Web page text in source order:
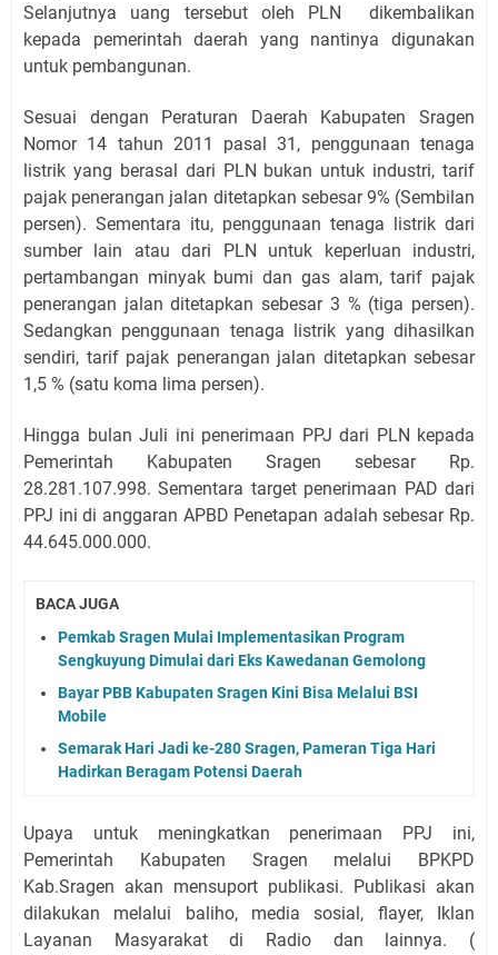
Selanjutnya uang tersebut oleh PLN dikembalikan
kepada pemerintah daerah yang nantinya digunakan
untuk pembangunan.
Sesuai dengan Peraturan Daerah Kabupaten Sragen
Nomor 14 tahun 2011 pasal 31, penggunaan tenaga
listrik yang berasal dari PLN bukan untuk industri, tarif
pajak penerangan jalan ditetapkan sebesar 9% (Sembilan
persen). Sementara itu, penggunaan tenaga listrik dari
sumber lain atau dari PLN untuk keperluan industri,
pertambangan minyak bumi dan gas alam, tarif pajak
penerangan jalan ditetapkan sebesar 3 % (tiga persen).
Sedangkan penggunaan tenaga listrik yang dihasilkan
sendiri, tarif pajak penerangan jalan ditetapkan sebesar
1,5 % (satu koma lima persen).
Hingga bulan Juli ini penerimaan PPJ dari PLN kepada
Pemerintah Kabupaten Sragen sebesar Rp.
28.281.107.998. Sementara target penerimaan PAD dari
PPJ ini di anggaran APBD Penetapan adalah sebesar Rp.
44.645.000.000.
BACA JUGA
Pemkab Sragen Mulai Implementasikan Program
Sengkuyung Dimulai dari Eks Kawedanan Gemolong
Bayar PBB Kabupaten Sragen Kini Bisa Melalui BSI
Mobile
Semarak Hari Jadi ke-280 Sragen, Pameran Tiga Hari
Hadirkan Beragam Potensi Daerah
Upaya untuk meningkatkan penerimaan PPJ ini,
Pemerintah Kabupaten Sragen melalui BPKPD
Kab.Sragen akan mensuport publikasi. Publikasi akan
dilakukan melalui baliho, media sosial, flayer, Iklan
Layanan Masyarakat di Radio dan lainnya. (